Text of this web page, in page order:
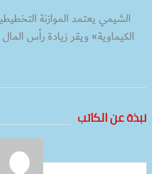
الشيمي يعتمد الموازنة
نبذة عن الكاتب